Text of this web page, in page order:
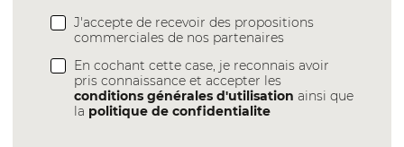
J'accepte de recevoir des propositions
commerciales de nos partenaires
En cochant cette case, je reconnais avoir
pris connaissance et accepter les
conditions générales d'utilisation ainsi que
la politique de confidentialite